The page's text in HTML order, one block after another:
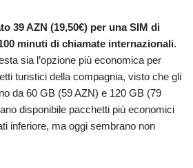
39 AZN (19,50€) per una SIM di
minuti di chiamate internazionali.
sia l’opzione più economica per
turistici della compagnia, visto che gli
da 60 GB (59 AZN) e 120 GB (79
disponibile pacchetti più economici
inferiore, ma oggi sembrano non